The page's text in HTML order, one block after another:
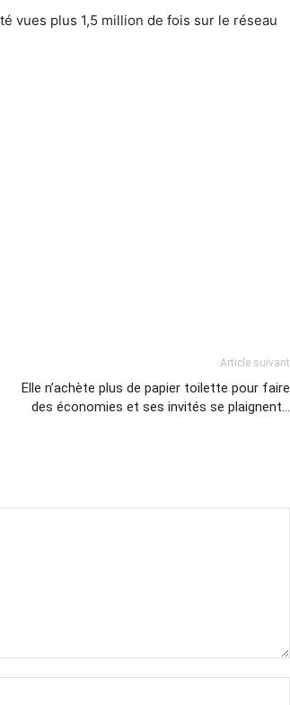
vues plus 1,5 million de fois sur le réseau
Article suivant
Elle n’achète plus de papier toilette pour faire
des économies et ses invités se plaignent…